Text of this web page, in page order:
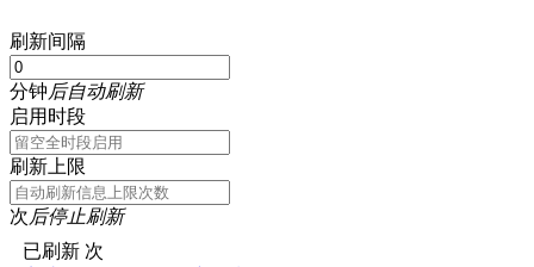
刷新间隔
分钟后自动刷新
启用时段
刷新上限
次后停止刷新
已刷新 次